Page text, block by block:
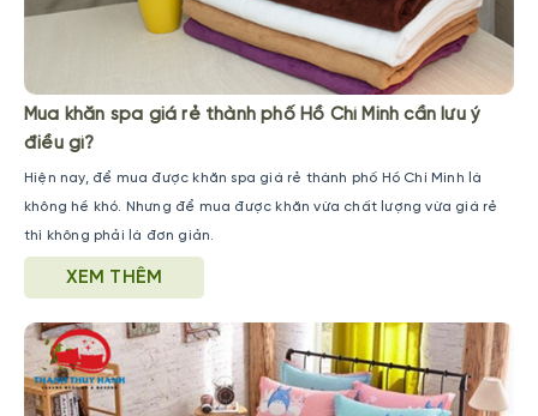
Mua khăn spa giá rẻ thành phố Hồ Chí Minh cần lưu ý
điều gì?
Hiện nay, để mua được khăn spa giá rẻ thành phố Hồ Chí Minh là
không hề khó. Nhưng để mua được khăn vừa chất lượng vừa giá rẻ
thì không phải là đơn giản.
XEM THÊM